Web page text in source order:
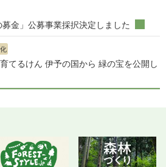
金」公募事業採択決定しました
てるけん 伊予の国から 緑の宝を公開し